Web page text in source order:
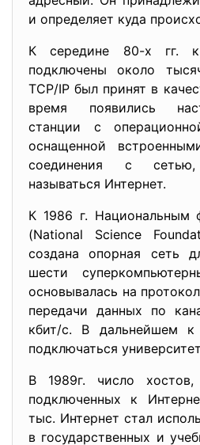
и определяет куда
К середине 80-х гг.
подключены около
TCP/IP был принят в
время появились
станции с
оснащенной
соединения с
называться Интернет.
К 1986 г.
(National Science
создана опорная сеть
шести
основывалась на
передачи данных по
кбит/с. В дальнейшем к
подключаться
В 1989г. число
подключенных к
тыс. Интернет стал
в государственных и